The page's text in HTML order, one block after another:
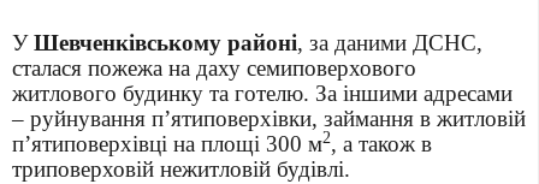
УШевченківському районі, за даними ДСНС,
сталася пожежа на даху семиповерхового
житлового будинку та готелю. За іншими адресами
– руйнування п’ятиповерхівки, займання в житловій
п’ятиповерхівці на площі 300 м2, а також в
триповерховій нежитловій будівлі.